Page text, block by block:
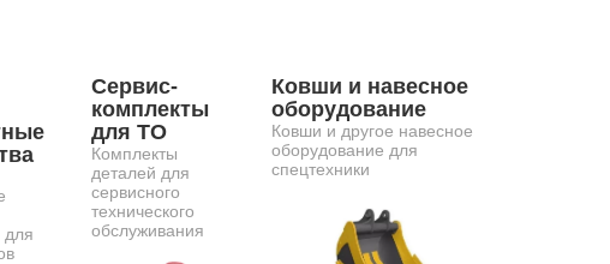
для
Сервис-
комплекты
для ТО
Комплекты
деталей для
сервисного
технического
обслуживания
Ковши и навесное
оборудование
Ковши и другое навесное
оборудование для
спецтехники